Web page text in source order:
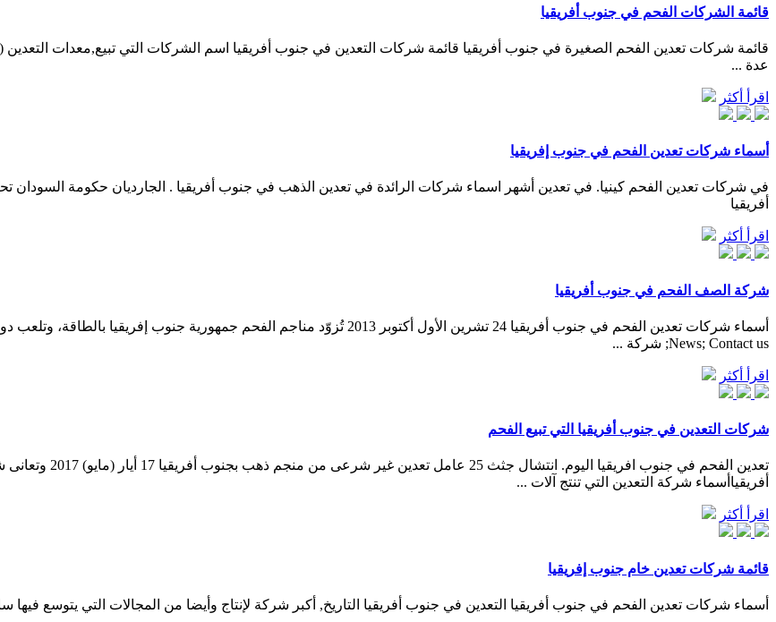
قائمة الشركات الفحم في جنوب أفريقيا
عدة ...
اقرأ أكثر
أسماء شركات تعدين الفحم في جنوب إفريقيا
أفريقيا
اقرأ أكثر
شركة الصف الفحم في جنوب أفريقيا
News; Contact us; شركة ...
اقرأ أكثر
شركات التعدين في جنوب أفريقيا التي تبيع الفحم
تعدين الفحم في
أفريقياأسماء شركة التعدين التي تنتج آلات ...
اقرأ أكثر
قائمة شركات تعدين خام جنوب إفريقيا
أسماء شركات تعدين الفحم في جنوب أفريقيا التعدين في جنوب أفريقيا التاريخ, أكبر شركة لإنتاج وأيضا من المجالات التي يتوسع